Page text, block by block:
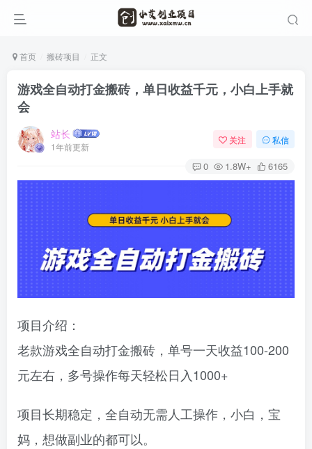
首页 搬砖项目 正文
游戏全自动打金搬砖，单日收益千元，小白上手就
会
站长
1年前更新
关注 私信
0 1.8W+ 6165
项目介绍：
老款游戏全自动打金搬砖，单号一天收益100-200
元左右，多号操作每天轻松日入1000+
项目长期稳定，全自动无需人工操作，小白，宝
妈，想做副业的都可以。